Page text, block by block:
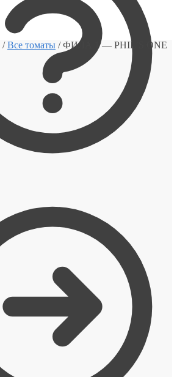
/Все томаты /ФИЛА 1 — PHIL’S ONE